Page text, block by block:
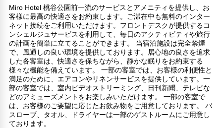
Miro Hotel 桃谷公園前一流のサービスとアメニティを提供し、お
客様に最高の快適さをお約束します。ご滞在中も無料のインター
ネット接続をご利用いただけます。フロントデスクが提供するコ
ンシェルジュサービスを利用して、毎日のアクティビティや旅行
の計画を簡単に立てることができます。 当宿泊施設は完全禁煙
で、風通しの良い環境を提供しております。居心地の良さを追求
した各客室は、快適さを保ちながら、静かな眠りをお約束する
様々な機能を備えています。 一部の客室では、お客様の利便性と
満足のために、エアコンやリネンサービスを提供しています。一
部の客室では、室内ビデオストリーミング、日刊新聞、テレビな
どのアミューズメントをお楽しみいただけます。 一部の客室で
は、お客様のご要望に応じたお飲み物をご用意しております。 バ
スローブ、タオル、ドライヤーは一部のゲストルームにご用意し
ております。